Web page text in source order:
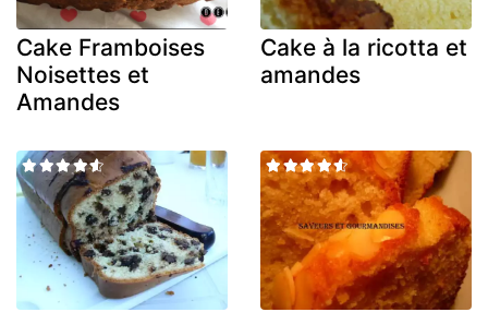
Cake Framboises
Noisettes et
Amandes
Cake à la ricotta et
amandes